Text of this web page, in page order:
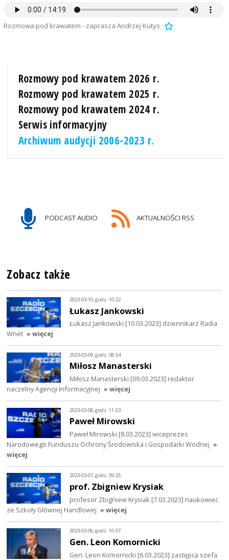
Rozmowa pod krawatem - zaprasza Andrzej Kutys
Rozmowy pod krawatem 2026 r.
Rozmowy pod krawatem 2025 r.
Rozmowy pod krawatem 2024 r.
Serwis informacyjny
Archiwum audycji 2006-2023 r.
PODCAST AUDIO AKTUALNOŚCI RSS
Zobacz także
2023-03-10, godz. 10:22
Łukasz Jankowski
Łukasz Jankowski [10.03.2023] dziennikarz Radia
Wnet » więcej
2023-03-09, godz. 08:54
Miłosz Manasterski
Miłosz Manasterski [09.03.2023] redaktor
naczelny Agencji Informacyjnej » więcej
2023-03-08, godz. 11:03
Paweł Mirowski
Paweł Mirowski [8.03.2023] wiceprezes
Narodowego Funduszu Ochrony Środowiska i Gospodarki Wodnej »
więcej
2023-03-07, godz. 09:25
prof. Zbigniew Krysiak
profesor Zbigniew Krysiak [7.03.2023] naukowiec
ze Szkoły Głównej Handlowej » więcej
2023-03-06, godz. 10:07
Gen. Leon Komornicki
Gen. Leon Komornicki [6.03.2023] zastępca szefa